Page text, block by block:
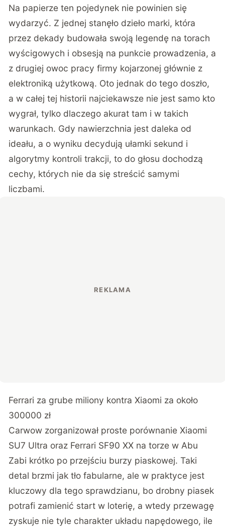
Na papierze ten pojedynek nie powinien się
wydarzyć. Z jednej stanęło dzieło marki, która
przez dekady budowała swoją legendę na torach
wyścigowych i obsesją na punkcie prowadzenia, a
z drugiej owoc pracy firmy kojarzonej głównie z
elektroniką użytkową. Oto jednak do tego doszło,
a w całej tej historii najciekawsze nie jest samo kto
wygrał, tylko dlaczego akurat tam i w takich
warunkach. Gdy nawierzchnia jest daleka od
ideału, a o wyniku decydują ułamki sekund i
algorytmy kontroli trakcji, to do głosu dochodzą
cechy, których nie da się streścić samymi
liczbami.
Ferrari za grube miliony kontra Xiaomi za około
300000 zł
Carwow zorganizował proste porównanie Xiaomi
SU7 Ultra oraz Ferrari SF90 XX na torze w Abu
Zabi krótko po przejściu burzy piaskowej. Taki
detal brzmi jak tło fabularne, ale w praktyce jest
kluczowy dla tego sprawdzianu, bo drobny piasek
potrafi zamienić start w loterię, a wtedy przewagę
zyskuje nie tyle charakter układu napędowego, ile